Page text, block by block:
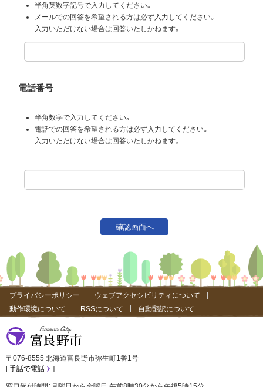
半角英数字記号で入力してください。
メールでの回答を希望される方は必ず入力してください。
入力いただけない場合は回答いたしかねます。
電話番号
半角数字で入力してください。
電話での回答を希望される方は必ず入力してください。
入力いただけない場合は回答いたしかねます。
プライバシーポリシー
ウェブアクセシビリティについて
動作環境について
RSSについて 自動翻訳について
〒076-8555 北海道富良野市弥生町1番1号
手話で電話